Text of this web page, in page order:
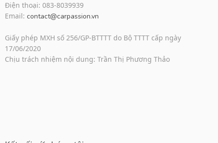
Điện thoại: 083-8039939
Email: contact@carpassion.vn
Giấy phép MXH số 256/GP-BTTTT do Bộ TTTT cấp ngày
17/06/2020
Chịu trách nhiệm nội dung: Trần Thị Phương Thảo